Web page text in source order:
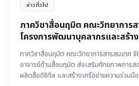
ข่าวทั่วไป
ภาควิชาสื่อนฤมิต คณะวิทยาการ
โครงการพัฒนาบุคลากรและสร้า
ร่วมมือด้านสื่อดิจิทัลในประเทศจีน
ภาควิชาสื่อนฤมิต คณะวิทยาการสารสนเทศ
อาจารย์ด้านสื่อนฤมิต ส่งเสริมศักยภาพการสอนรายวิชาปฏิบัติการ
ผลิตสื่อดิจิทัล และสร้างเครือข่ายความร่วมมือด้านสื่อดิจิทัลและ